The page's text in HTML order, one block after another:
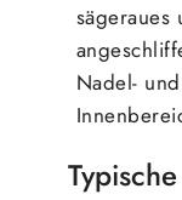
sägeraues
Nadel-